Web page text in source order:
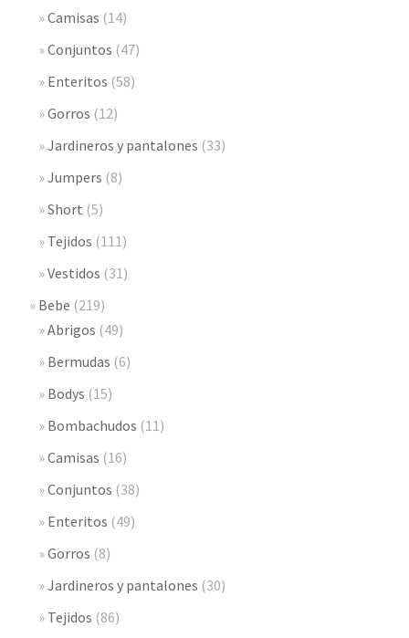
Camisas (14)
Conjuntos (47)
Enteritos (58)
Gorros (12)
Jardineros y pantalones (33)
Jumpers (8)
Short (5)
Tejidos (111)
Vestidos (31)
Bebe (219)
Abrigos (49)
Bermudas (6)
Bodys (15)
Bombachudos (11)
Camisas (16)
Conjuntos (38)
Enteritos (49)
Gorros (8)
Jardineros y pantalones (30)
Tejidos (86)